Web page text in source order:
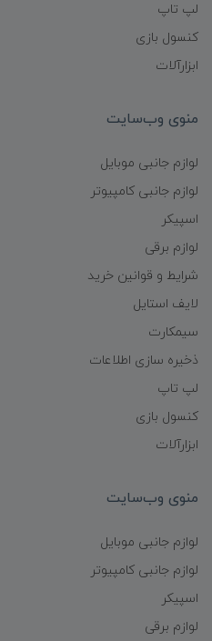
لپ تاپ
کنسول بازی
ابزارآلات
منوی وب‌سایت
لوازم جانبی موبایل
لوازم جانبی کامپیوتر
اسپیکر
لوازم برقی
شرایط و قوانین خرید
لایف استایل
سیمکارت
ذخیره سازی اطلاعات
لپ تاپ
کنسول بازی
ابزارآلات
منوی وب‌سایت
لوازم جانبی موبایل
لوازم جانبی کامپیوتر
اسپیکر
لوازم برقی